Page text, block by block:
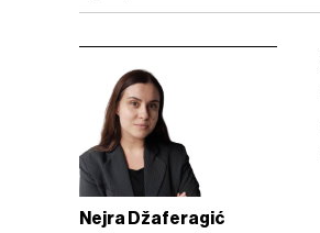
Nejra Džaferagić